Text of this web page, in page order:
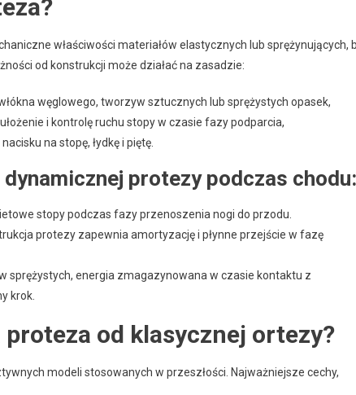
właściwości materiałów elastycznych lub sprężynujących,
od konstrukcji może działać na zasadzie:
węglowego, tworzyw sztucznych lub sprężystych opasek,
i kontrolę ruchu stopy w czasie fazy podparcia,
na stopę, łydkę i piętę.
dynamicznej protezy podczas chodu:
stopy podczas fazy przenoszenia nogi do przodu.
protezy zapewnia amortyzację i płynne przejście w fazę
sprężystych, energia zmagazynowana w czasie kontaktu z
krok.
od klasycznej ortezy?
modeli stosowanych w przeszłości. Najważniejsze cechy,